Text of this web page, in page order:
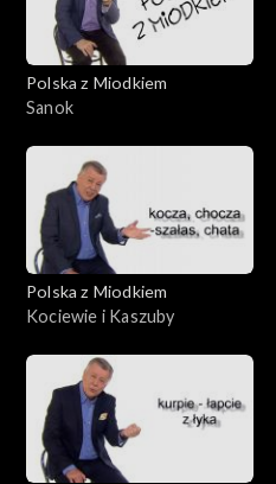
Polska z Miodkiem
Sanok
Polska z Miodkiem
Kociewie i Kaszuby